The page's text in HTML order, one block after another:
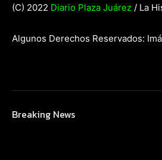
(C) 2022 Diario Plaza Juárez / La
Algunos Derechos Reservados:
Breaking News